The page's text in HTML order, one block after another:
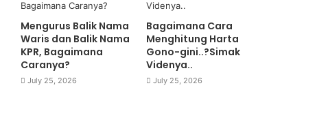
Mengurus Balik Nama
Waris dan Balik Nama
KPR, Bagaimana
Caranya?
July 25, 2026
Bagaimana Cara
Menghitung Harta
Gono-gini..?Simak
Videnya..
July 25, 2026